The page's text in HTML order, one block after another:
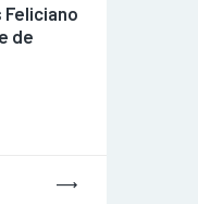
Feliciano
de